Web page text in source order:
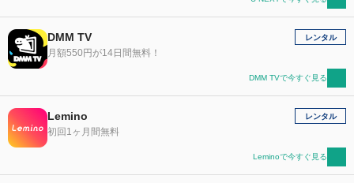
DMM TV
月額550円が14日間無料！
レンタル
DMM TVで今すぐ見る
Lemino
初回1ヶ月間無料
レンタル
Leminoで今すぐ見る